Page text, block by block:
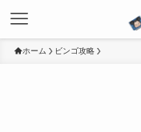
ホーム ビンゴ攻略